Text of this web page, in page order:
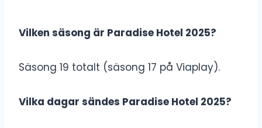
Vilken säsong är Paradise Hotel 2025?
Säsong 19 totalt (säsong 17 på Viaplay).
Vilka dagar sändes Paradise Hotel 2025?